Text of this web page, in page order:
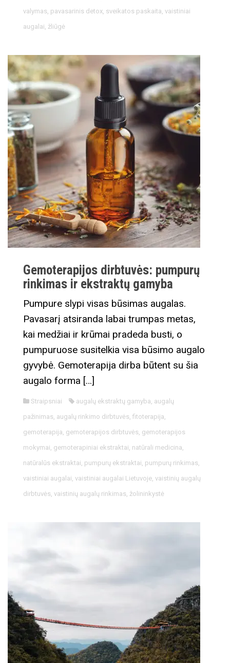
valymas, pavasarinis detox, sveikatos paskaita, vaistiniai
augalai, žliūgė
Gemoterapijos dirbtuvės: pumpurų
rinkimas ir ekstraktų gamyba
Pumpure slypi visas būsimas augalas.
Pavasarį atsiranda labai trumpas metas,
kai medžiai ir krūmai pradeda busti, o
pumpuruose susitelkia visa būsimo augalo
gyvybė. Gemoterapija dirba būtent su šia
augalo forma […]
Straipsniai augalų ekstraktų gamyba, augalų
pažinimas, augalų rinkimo dirbtuvės, fitoterapija,
gemoterapija, gemoterapijos dirbtuvės, gemoterapijos
mokymai, gemoterapiniai ekstraktai, natūrali medicina,
natūralūs ekstraktai, pumpurų ekstraktai, pumpurų rinkimas,
vaistiniai augalai, vaistiniai augalai Lietuvoje, vaistinių augalų
dirbtuvės, vaistinių augalų rinkimas, žolininkystė